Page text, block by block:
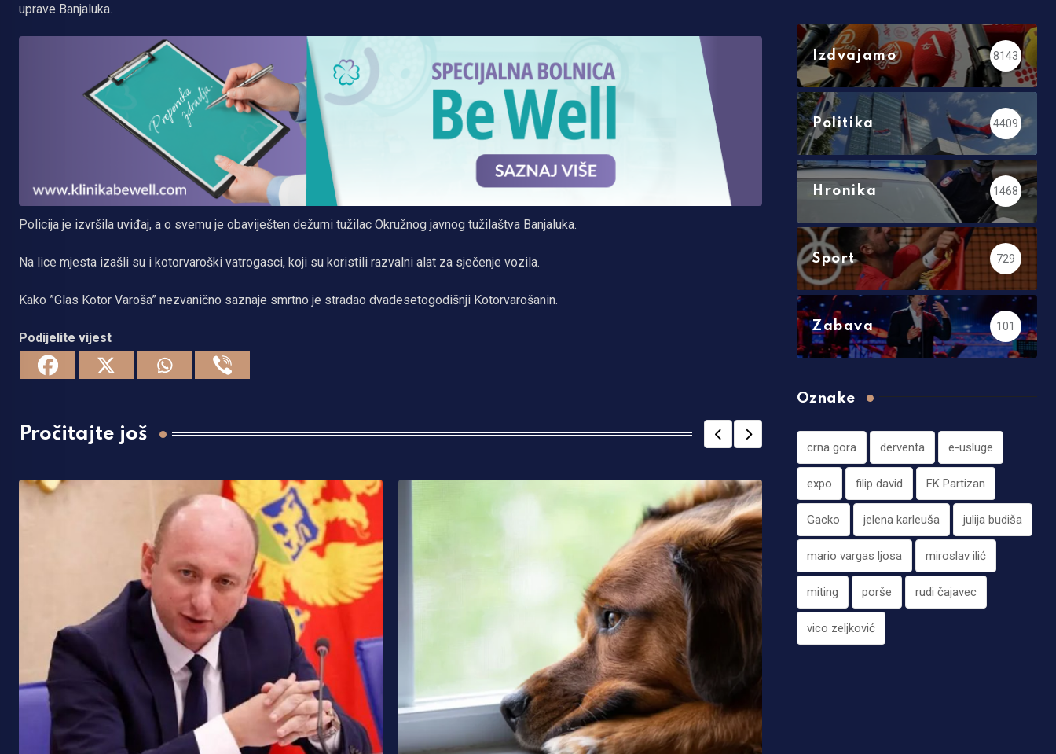
uprave Banjaluka.
Policija je izvršila uviđaj, a o svemu je obaviješten dežurni tužilac Okružnog javnog tužilaštva Banjaluka.
Na lice mjesta izašli su i kotorvaroški vatrogasci, koji su koristili razvalni alat za sječenje vozila.
Kako ”Glas Kotor Varoša” nezvanično saznaje smrtno je stradao dvadesetogodišnji Kotorvarošanin.
Podijelite vijest
Pročitajte još
Izdvajamo 8143
Politika 4409
Hronika 1468
Sport 729
Zabava 101
Oznake
crna gora derventa e-usluge
expo filip david FK Partizan
Gacko jelena karleuša julija budiša
mario vargas ljosa miroslav ilić
miting porše rudi čajavec
vico zeljković